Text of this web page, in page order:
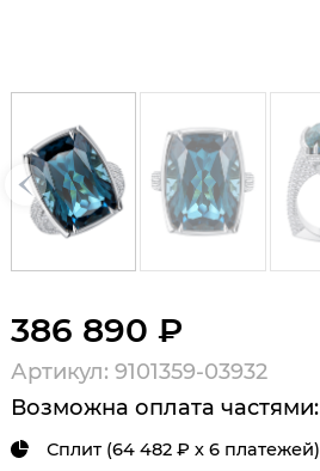
386 890 ₽
Артикул: 9101359-03932
Возможна оплата частями:
Сплит (64 482 ₽ х 6 платежей)